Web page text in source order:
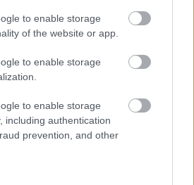
to enable storage
of the website or app.
to enable storage
to enable storage
including authentication
prevention, and other